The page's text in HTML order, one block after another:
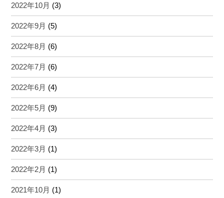
2022年10月 (3)
2022年9月 (5)
2022年8月 (6)
2022年7月 (6)
2022年6月 (4)
2022年5月 (9)
2022年4月 (3)
2022年3月 (1)
2022年2月 (1)
2021年10月 (1)